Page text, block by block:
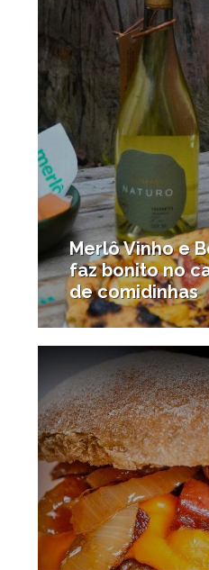
Merlô Vinho e
faz bonito no
de comidinhas